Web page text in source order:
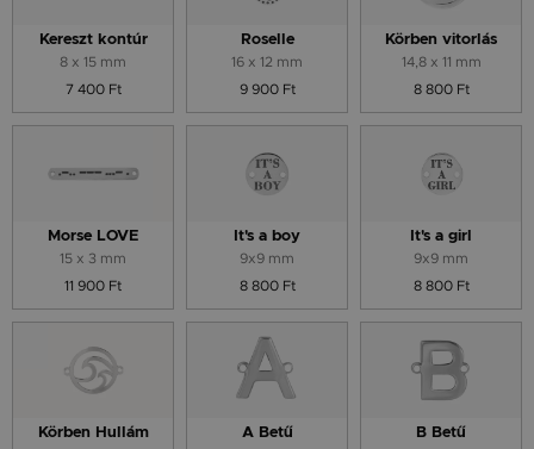
Kereszt kontúr
8 x 15 mm
7 400 Ft
Roselle
16 x 12 mm
9 900 Ft
Körben vitorlás
14,8 x 11 mm
8 800 Ft
Morse LOVE
15 x 3 mm
11 900 Ft
It's a boy
9x9 mm
8 800 Ft
It's a girl
9x9 mm
8 800 Ft
Körben Hullám A Betű B Betű